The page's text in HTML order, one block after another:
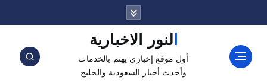
النور الاخبارية
أول موقع إخباري يهتم بالخدمات
وأحدث أخبار السعودية والخليج